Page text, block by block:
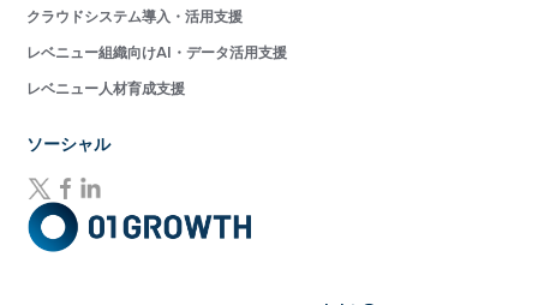
クラウドシステム導入・活用支援
レベニュー組織向けAI・データ活用支援
レベニュー人材育成支援
ソーシャル